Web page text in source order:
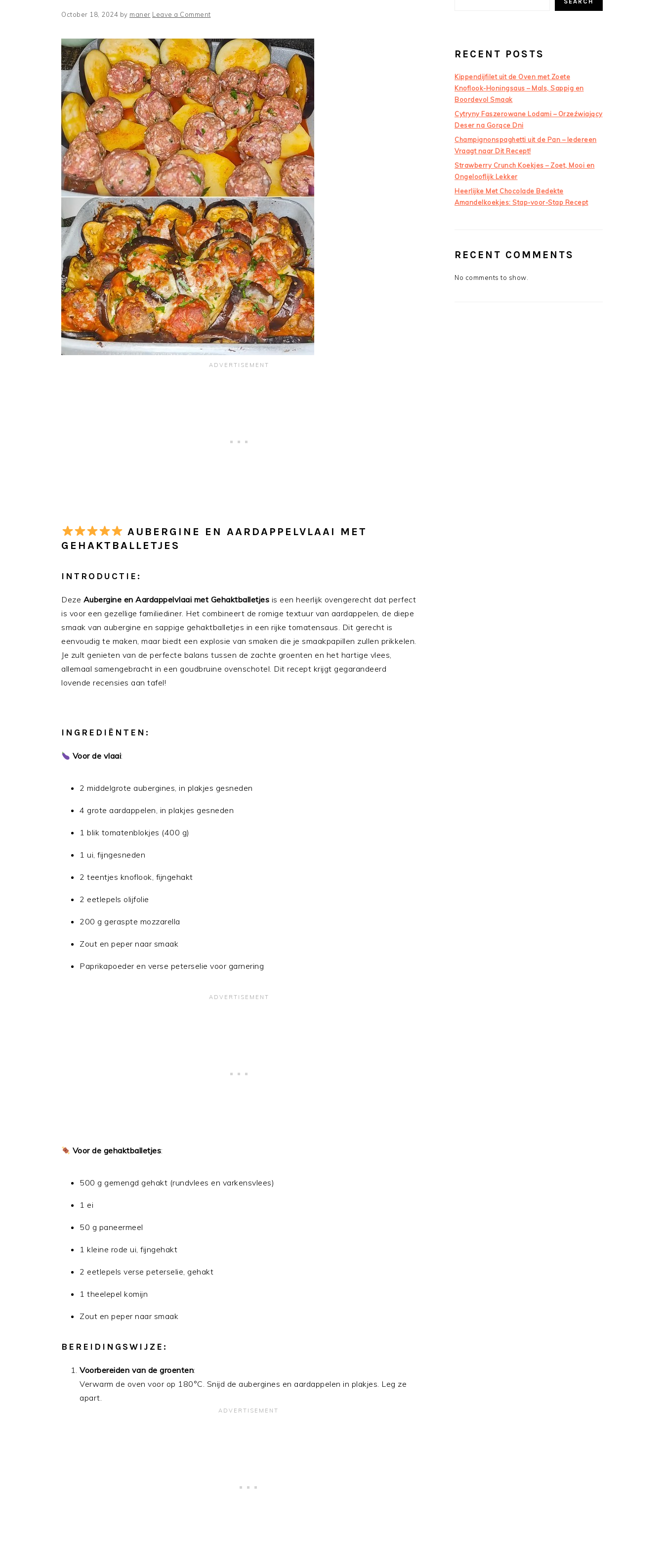
October 18, 2024 by maner Leave a Comment
AUBERGINE EN AARDAPPELVLAAI MET
GEHAKTBALLETJES
INTRODUCTIE:
Deze Aubergine en Aardappelvlaai met Gehaktballetjes is een heerlijk ovengerecht dat perfect
is voor een gezellige familiediner. Het combineert de romige textuur van aardappelen, de diepe
smaak van aubergine en sappige gehaktballetjes in een rijke tomatensaus. Dit gerecht is
eenvoudig te maken, maar biedt een explosie van smaken die je smaakpapillen zullen prikkelen.
Je zult genieten van de perfecte balans tussen de zachte groenten en het hartige vlees,
allemaal samengebracht in een goudbruine ovenschotel. Dit recept krijgt gegarandeerd
lovende recensies aan tafel!
INGREDIËNTEN:
Voor de vlaai:
2 middelgrote aubergines, in plakjes gesneden
4 grote aardappelen, in plakjes gesneden
1 blik tomatenblokjes (400 g)
1 ui, fijngesneden
2 teentjes knoflook, fijngehakt
2 eetlepels olijfolie
200 g geraspte mozzarella
Zout en peper naar smaak
Paprikapoeder en verse peterselie voor garnering
Voor de gehaktballetjes:
500 g gemengd gehakt (rundvlees en varkensvlees)
1 ei
50 g paneermeel
1 kleine rode ui, fijngehakt
2 eetlepels verse peterselie, gehakt
1 theelepel komijn
Zout en peper naar smaak
BEREIDINGSWIJZE:
Voorbereiden van de groenten:
Verwarm de oven voor op 180°C. Snijd de aubergines en aardappelen in plakjes. Leg ze
apart.
RECENT POSTS
Kippendijfilet uit de Oven met Zoete
Knoflook-Honingsaus – Mals, Sappig en
Boordevol Smaak
Cytryny Faszerowane Lodami – Orzeźwiający
Deser na Gorące Dni
Champignonspaghetti uit de Pan – Iedereen
Vraagt naar Dit Recept!
Strawberry Crunch Koekjes – Zoet, Mooi en
Ongelooflijk Lekker
Heerlijke Met Chocolade Bedekte
Amandelkoekjes: Stap-voor-Stap Recept
RECENT COMMENTS
No comments to show.